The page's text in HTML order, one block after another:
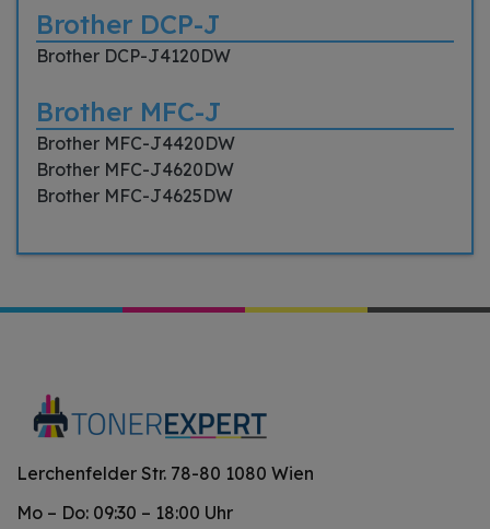
Brother DCP-J
Brother DCP-J4120DW
Brother MFC-J
Brother MFC-J4420DW
Brother MFC-J4620DW
Brother MFC-J4625DW
Lerchenfelder Str. 78-80 1080 Wien
Mo – Do: 09:30 – 18:00 Uhr